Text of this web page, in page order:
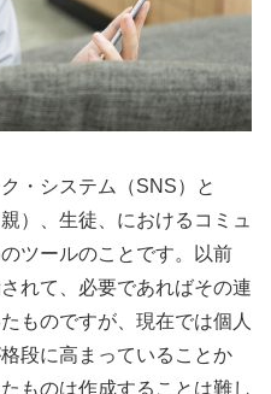
・システム（SNS）と
）、生徒、におけるコミュ
ツールのことです。以前
れて、必要であればその連
ものですが、現在では個人
段に高まっていることか
ものは作成することは難し